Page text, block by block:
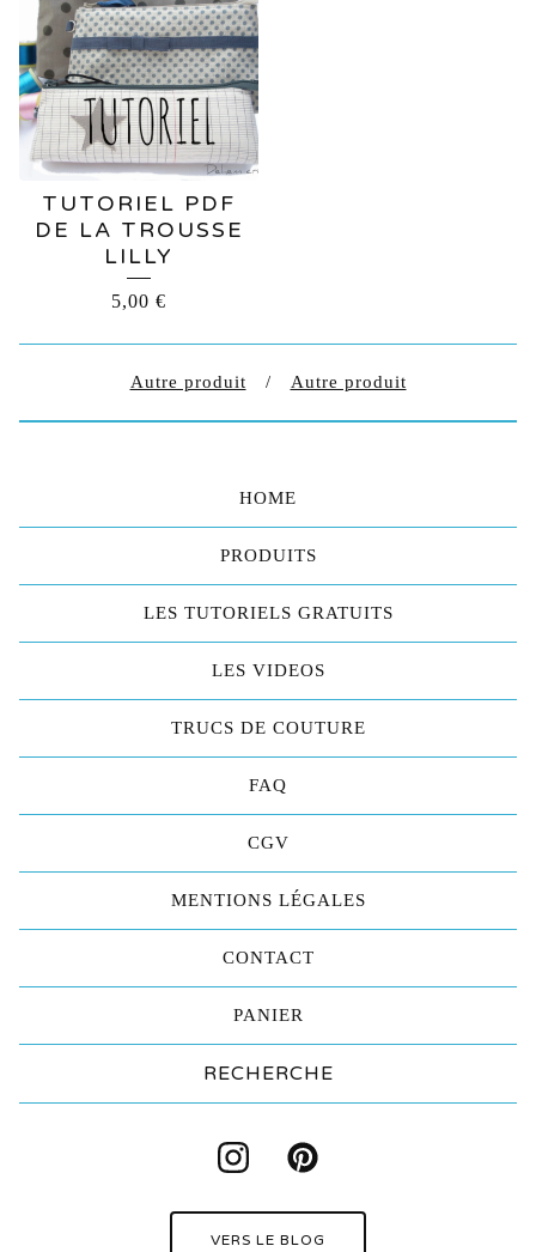
TUTORIEL PDF
DE LA TROUSSE
LILLY
5,00 €
Autre produit Autre produit
HOME
PRODUITS
LES TUTORIELS GRATUITS
LES VIDEOS
TRUCS DE COUTURE
FAQ
CGV
MENTIONS LÉGALES
CONTACT
PANIER
VERS LE BLOG